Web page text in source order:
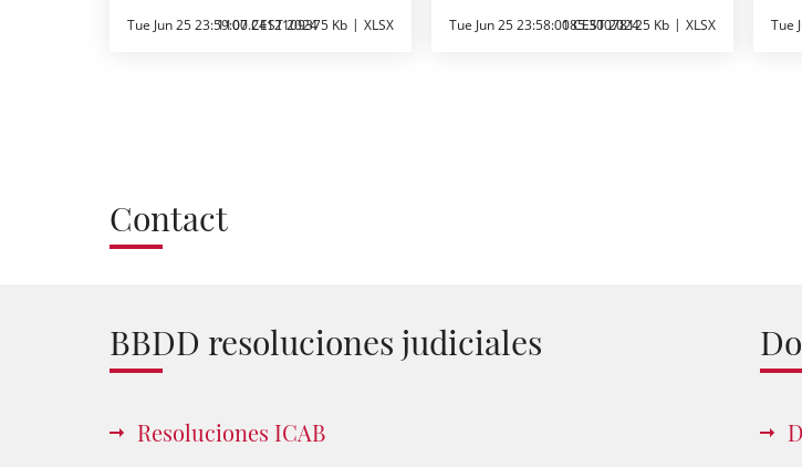
Tue Jun 25 23:59:00 CEST 2024
1107.2412109375 Kb XLSX Tue Jun 25 23:58:00 CEST 2024
185.30078125 Kb XLSX Tue
Contact
BBDD resoluciones judiciales
Resoluciones ICAB